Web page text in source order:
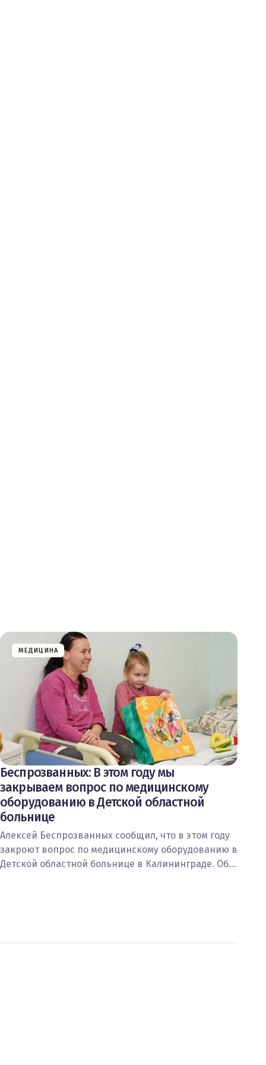
МЕДИЦИНА
Беспрозванных: В этом году мы
закрываем вопрос по медицинскому
оборудованию в Детской областной
больнице
Алексей Беспрозванных сообщил, что в этом году
закроют вопрос по медицинскому оборудованию в
Детской областной больнице в Калининграде. Об…